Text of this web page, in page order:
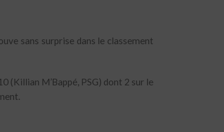
sans surprise dans le classement
(Killian M’Bappé, PSG) dont 2 sur le